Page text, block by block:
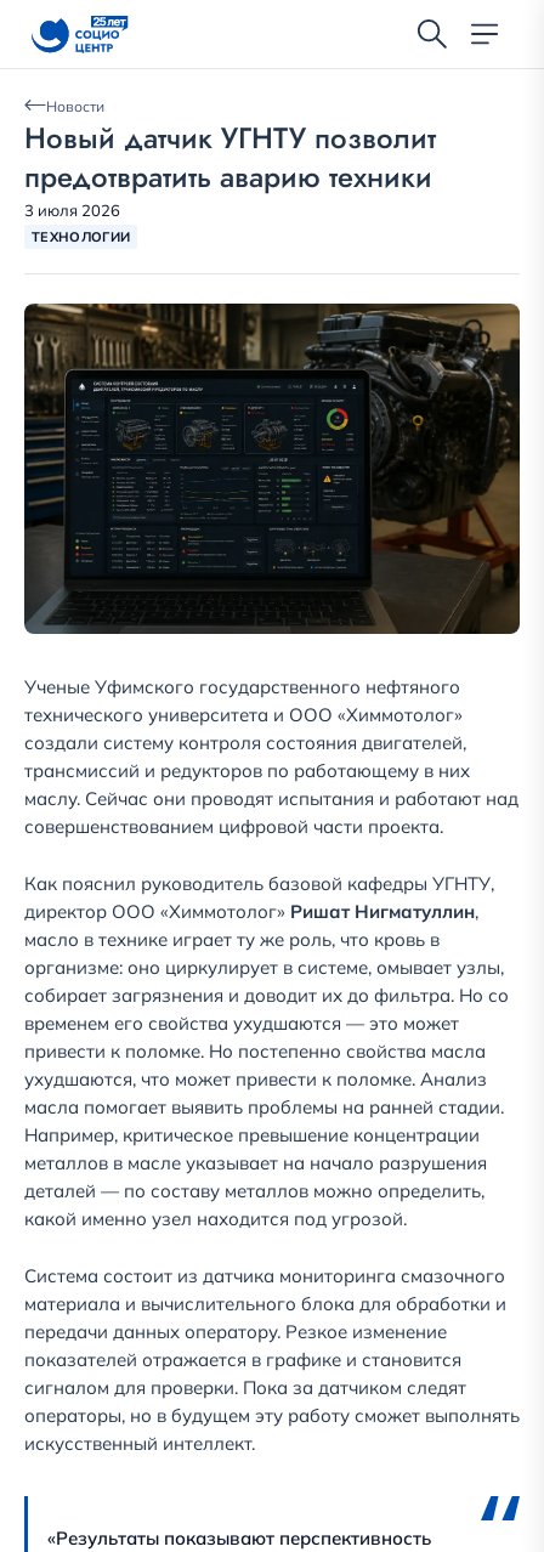
Новости
Новый датчик УГНТУ позволит
предотвратить аварию техники
3 июля 2026
ТЕХНОЛОГИИ
Ученые Уфимского государственного нефтяного
технического университета и ООО «Химмотолог»
создали систему контроля состояния двигателей,
трансмиссий и редукторов по работающему в них
маслу. Сейчас они проводят испытания и работают над
совершенствованием цифровой части проекта.
Как пояснил руководитель базовой кафедры УГНТУ,
директор ООО «Химмотолог» Ришат Нигматуллин,
масло в технике играет ту же роль, что кровь в
организме: оно циркулирует в системе, омывает узлы,
собирает загрязнения и доводит их до фильтра. Но со
временем его свойства ухудшаются — это может
привести к поломке. Но постепенно свойства масла
ухудшаются, что может привести к поломке. Анализ
масла помогает выявить проблемы на ранней стадии.
Например, критическое превышение концентрации
металлов в масле указывает на начало разрушения
деталей — по составу металлов можно определить,
какой именно узел находится под угрозой.
Система состоит из датчика мониторинга смазочного
материала и вычислительного блока для обработки и
передачи данных оператору. Резкое изменение
показателей отражается в графике и становится
сигналом для проверки. Пока за датчиком следят
операторы, но в будущем эту работу сможет выполнять
искусственный интеллект.
«Результаты показывают перспективность